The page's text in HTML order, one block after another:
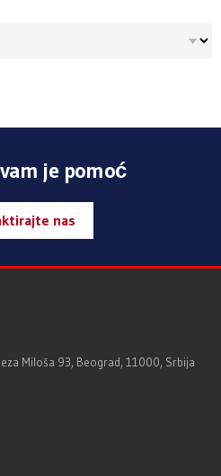
je pomoć
nas
Miloša 93, Beograd, 11000, Srbija